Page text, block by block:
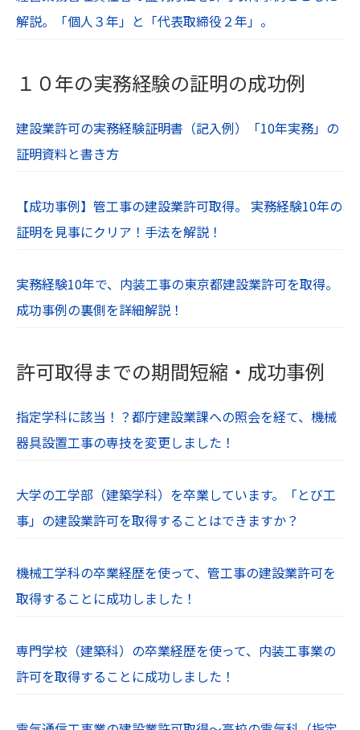
解説。「個人３年」と「代表取締役２年」。
１０年の実務経験の証明の成功例
建設業許可の実務経験証明書（記入例）「10年実務」の
証明資料と書き方
【成功事例】管工事の建設業許可取得。 実務経験10年の
証明を見事にクリア！手法を解説！
実務経験10年で、内装工事の東京都建設業許可を取得。
成功事例の裏側を詳細解説！
許可取得までの期間短縮・成功事例
指定学科に該当！？都庁建設業課への照会を経て、機械
器具設置工事の専技を変更しました！
大学の工学部（建築学科）を卒業しています。「とび工
事」の建設業許可を取得することはできますか？
機械工学科の卒業経歴を使って、管工事の建設業許可を
取得することに成功しました！
専門学校（建築科）の卒業経歴を使って、内装工事業の
許可を取得することに成功しました！